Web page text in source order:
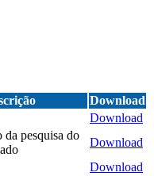
Download
Download
da pesquisa do
Download
Download